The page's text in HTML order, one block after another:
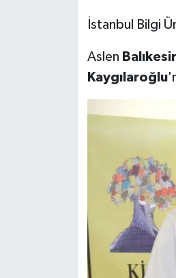
İstanbul Bilgi
Aslen Balıkesir
Kaygılaroğlu